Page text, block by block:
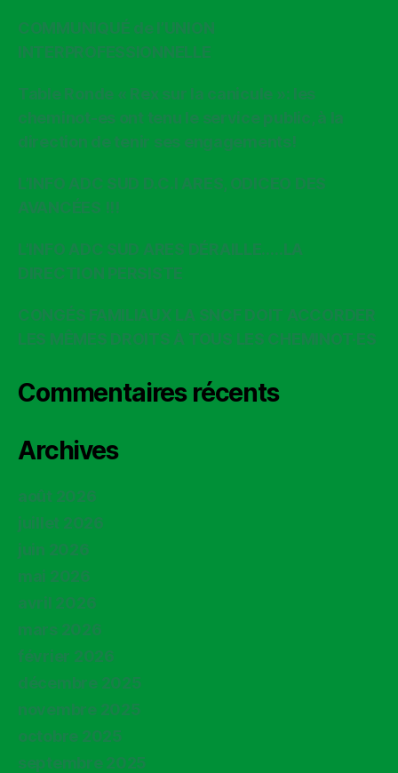
COMMUNIQUÉ de l’UNION
INTERPROFESSIONNELLE
Table Ronde « Rex sur la canicule »: les
cheminot-es ont tenu le service public, à la
direction de tenir ses engagements!
L’INFO ADC SUD D.C.I ARES, ODICEO DES
AVANCÉES !!!
L’INFO ADC SUD ARES DÉRAILLE…..LA
DIRECTION PERSISTE
CONGÉS FAMILIAUX LA SNCF DOIT ACCORDER
LES MÊMES DROITS À TOUS LES CHEMINOT·ES
Commentaires récents
Archives
août 2026
juillet 2026
juin 2026
mai 2026
avril 2026
mars 2026
février 2026
décembre 2025
novembre 2025
octobre 2025
septembre 2025